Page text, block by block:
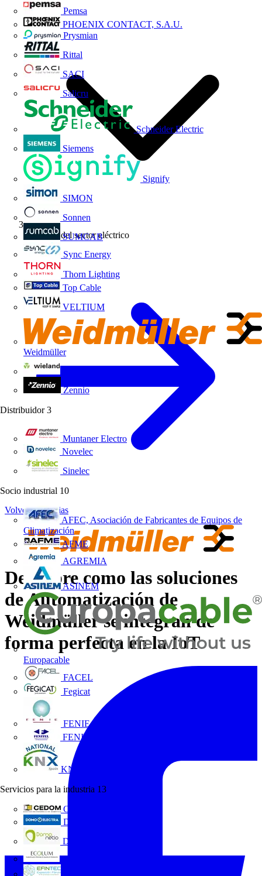
Pemsa
PHOENIX CONTACT, S.A.U.
Prysmian
Rittal
SACI
Salicru
Schneider Electric
Siemens
Signify
SIMON
Sonnen
SUMCAB
Sync Energy
Thorn Lighting
Top Cable
VELTIUM
Weidmüller
Zennio
Distribuidor 3
Muntaner Electro
Novelec
Sinelec
Socio industrial 10
AFEC, Asociación de Fabricantes de Equipos de
Climatización
AFME
AGREMIA
ASINEM
Europacable
FACEL
Fegicat
FENIE
FENITEL
KNX España
Servicios para la industria 13
CEDOM
Domo Electra
Domonetio
Ecolum
Noticias del sector eléctrico
Volver a Noticias
Descubre como las soluciones
de Automatización de
Weidmüller se integran de
forma perfecta en la IoT